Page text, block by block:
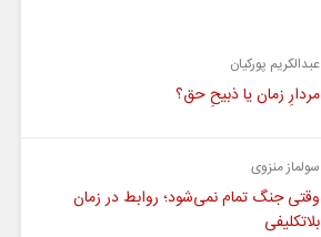
عبدالکریم پورکیان
مردارِ زمان یا ذبیحِ حق؟
سولماز منزوی
وقتی جنگ تمام نمی‌شود؛ روابط در زمان
بلاتکلیفی